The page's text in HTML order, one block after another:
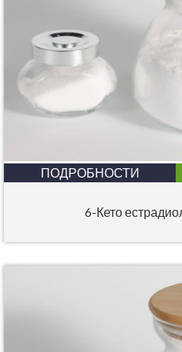
ПОДРОБНОСТИ
6-Кето